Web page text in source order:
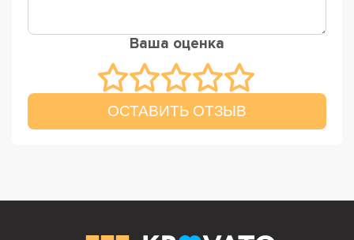
Ваша оценка
ОСТАВИТЬ ОТЗЫВ